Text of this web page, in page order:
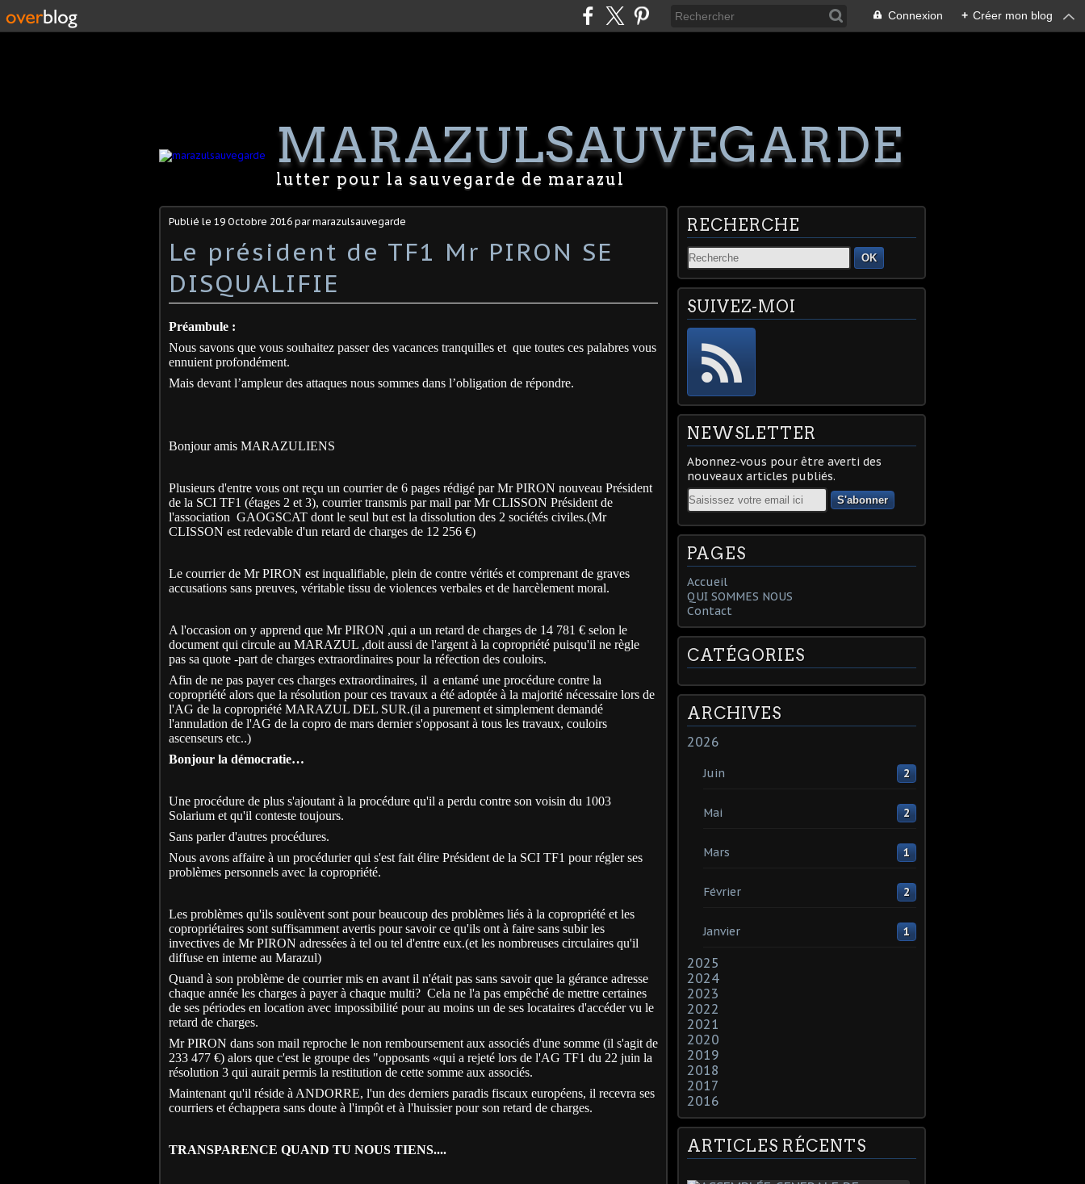
Connexion + Créer mon blog
MARAZULSAUVEGARDE
lutter pour la sauvegarde de marazul
Publié le 19 Octobre 2016 par marazulsauvegarde
Le président de TF1 Mr PIRON SE
DISQUALIFIE
Préambule :
Nous savons que vous souhaitez passer des vacances tranquilles et que toutes ces palabres vous
ennuient profondément.
Mais devant l’ampleur des attaques nous sommes dans l’obligation de répondre.
Bonjour amis MARAZULIENS
Plusieurs d'entre vous ont reçu un courrier de 6 pages rédigé par Mr PIRON nouveau Président
de la SCI TF1 (étages 2 et 3), courrier transmis par mail par Mr CLISSON Président de
l'association GAOGSCAT dont le seul but est la dissolution des 2 sociétés civiles.(Mr
CLISSON est redevable d'un retard de charges de 12 256 €)
Le courrier de Mr PIRON est inqualifiable, plein de contre vérités et comprenant de graves
accusations sans preuves, véritable tissu de violences verbales et de harcèlement moral.
A l'occasion on y apprend que Mr PIRON ,qui a un retard de charges de 14 781 € selon le
document qui circule au MARAZUL ,doit aussi de l'argent à la copropriété puisqu'il ne règle
pas sa quote -part de charges extraordinaires pour la réfection des couloirs.
Afin de ne pas payer ces charges extraordinaires, il a entamé une procédure contre la
copropriété alors que la résolution pour ces travaux a été adoptée à la majorité nécessaire lors de
l'AG de la copropriété MARAZUL DEL SUR.(il a purement et simplement demandé
l'annulation de l'AG de la copro de mars dernier s'opposant à tous les travaux, couloirs
ascenseurs etc..)
Bonjour la démocratie…
Une procédure de plus s'ajoutant à la procédure qu'il a perdu contre son voisin du 1003
Solarium et qu'il conteste toujours.
Sans parler d'autres procédures.
Nous avons affaire à un procédurier qui s'est fait élire Président de la SCI TF1 pour régler ses
problèmes personnels avec la copropriété.
Les problèmes qu'ils soulèvent sont pour beaucoup des problèmes liés à la copropriété et les
copropriétaires sont suffisamment avertis pour savoir ce qu'ils ont à faire sans subir les
invectives de Mr PIRON adressées à tel ou tel d'entre eux.(et les nombreuses circulaires qu'il
diffuse en interne au Marazul)
Quand à son problème de courrier mis en avant il n'était pas sans savoir que la gérance adresse
chaque année les charges à payer à chaque multi? Cela ne l'a pas empêché de mettre certaines
de ses périodes en location avec impossibilité pour au moins un de ses locataires d'accéder vu le
retard de charges.
Mr PIRON dans son mail reproche le non remboursement aux associés d'une somme (il s'agit de
233 477 €) alors que c'est le groupe des "opposants «qui a rejeté lors de l'AG TF1 du 22 juin la
résolution 3 qui aurait permis la restitution de cette somme aux associés.
Maintenant qu'il réside à ANDORRE, l'un des derniers paradis fiscaux européens, il recevra ses
courriers et échappera sans doute à l'impôt et à l'huissier pour son retard de charges.
TRANSPARENCE QUAND TU NOUS TIENS....
RECHERCHE
OK
SUIVEZ-MOI
NEWSLETTER
Abonnez-vous pour être averti des
nouveaux articles publiés.
Email
PAGES
Accueil
QUI SOMMES NOUS
Contact
CATÉGORIES
ARCHIVES
2026
Juin 2
Mai 2
Mars 1
Février 2
Janvier 1
2025
2024
2023
2022
2021
2020
2019
2018
2017
2016
ARTICLES RÉCENTS